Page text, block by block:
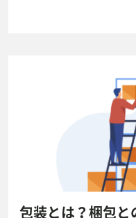
包装とは？梱包